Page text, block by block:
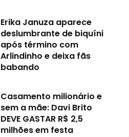
Erika Januza aparece
deslumbrante de biquíni
após término com
Arlindinho e deixa fãs
babando
Casamento milionário e
sem a mãe: Davi Brito
DEVE GASTAR R$ 2,5
milhões em festa